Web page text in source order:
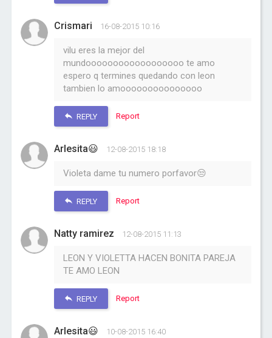
Crismari 16-08-2015 10:16
vilu eres la mejor del
mundoooooooooooooooooo te amo
espero q termines quedando con leon
tambien lo amooooooooooooooo
REPLY Report
Arlesita😃 12-08-2015 18:18
Violeta dame tu numero porfavor😒
REPLY Report
Natty ramirez 12-08-2015 11:13
LEON Y VIOLETTA HACEN BONITA PAREJA
TE AMO LEON
REPLY Report
Arlesita😃 10-08-2015 16:40